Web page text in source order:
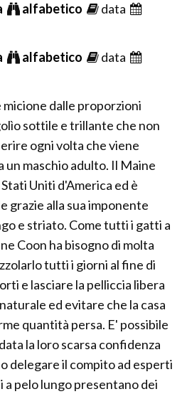
alfabetico data
alfabetico data
micione dalle proporzioni
sottile e trillante che non
ogni volta che viene
maschio adulto. Il Maine
Uniti d'America ed è
grazie alla sua imponente
e striato. Come tutti i gatti a
Coon ha bisogno di molta
tutti i giorni al fine di
e lasciare la pelliccia libera
ed evitare che la casa
quantità persa. E' possibile
la loro scarsa confidenza
delegare il compito ad esperti
pelo lungo presentano dei